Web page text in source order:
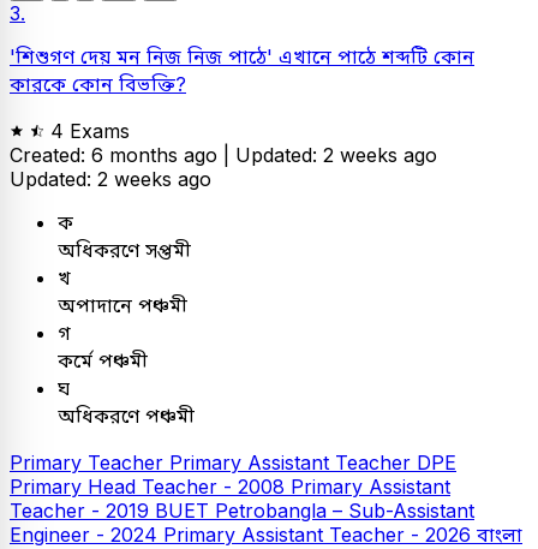
3.
'শিশুগণ দেয় মন নিজ নিজ পাঠে' এখানে পাঠে শব্দটি কোন
কারকে কোন বিভক্তি?
4 Exams
Created: 6 months ago | Updated: 2 weeks ago
Updated: 2 weeks ago
ক
অধিকরণে সপ্তমী
খ
অপাদানে পঞ্চমী
গ
কর্মে পঞ্চমী
ঘ
অধিকরণে পঞ্চমী
Primary Teacher Primary Assistant Teacher DPE
Primary Head Teacher - 2008 Primary Assistant
Teacher - 2019 BUET Petrobangla – Sub-Assistant
Engineer - 2024 Primary Assistant Teacher - 2026 বাংলা